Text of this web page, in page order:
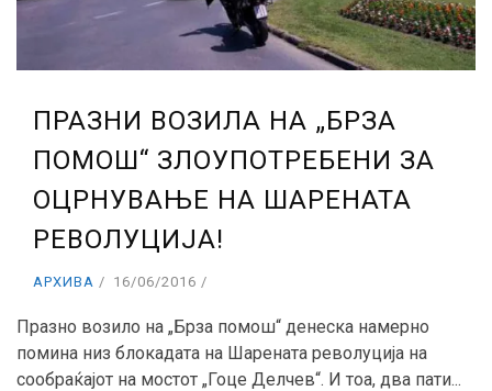
ПРАЗНИ ВОЗИЛА НА „БРЗА
ПОМОШ“ ЗЛОУПОТРЕБЕНИ ЗА
ОЦРНУВАЊЕ НА ШАРЕНАТА
РЕВОЛУЦИЈА!
АРХИВА 16/06/2016
Празно возило на „Брза помош“ денеска намерно
помина низ блокадата на Шарената револуција на
сообраќајот на мостот „Гоце Делчев“. И тоа, два пати...